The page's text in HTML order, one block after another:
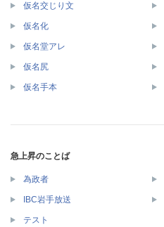
仮名交じり文
仮名化
仮名堂アレ
仮名尻
仮名手本
急上昇のことば
為政者
IBC岩手放送
テスト